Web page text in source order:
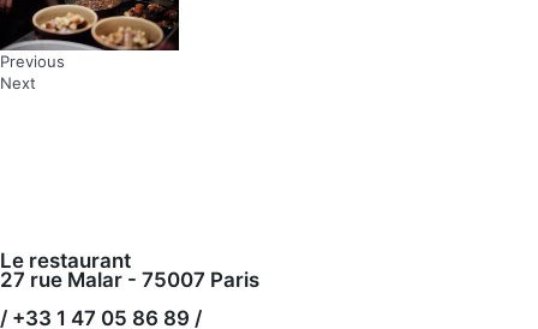
Previous
Next
Le restaurant
27 rue Malar - 75007 Paris
/ +33 1 47 05 86 89 /